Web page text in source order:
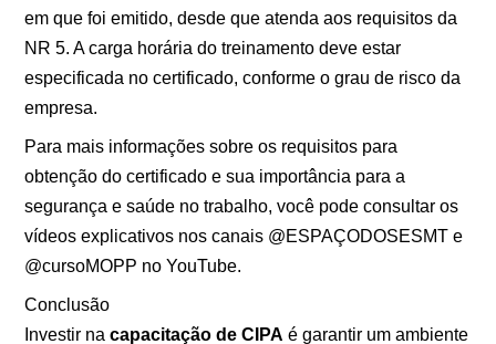
em que foi emitido, desde que atenda aos requisitos da
NR 5. A carga horária do treinamento deve estar
especificada no certificado, conforme o grau de risco da
empresa.
Para mais informações sobre os requisitos para
obtenção do certificado e sua importância para a
segurança e saúde no trabalho, você pode consultar os
vídeos explicativos nos canais @ESPAÇODOSESMT e
@cursoMOPP no YouTube.
Conclusão
Investir nacapacitação de CIPA é garantir um ambiente